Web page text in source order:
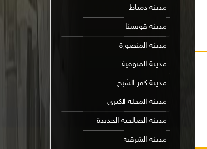
مدينة دمياط
مدينة قويسنا
مدينة المنصورة
مدينة المنوفية
مدينة كفر الشيخ
مدينة المحلة الكبرى
مدينة الصالحية الجديدة
مدينة الشرقية